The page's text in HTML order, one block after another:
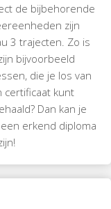
de bijbehorende
zijn
3 trajecten. Zo is
bijvoorbeeld
die je los van
certificaat kunt
Dan kan je
erkend diploma